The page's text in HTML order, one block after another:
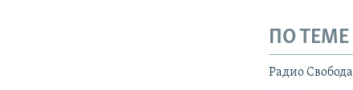
ПО ТЕМЕ
Радио